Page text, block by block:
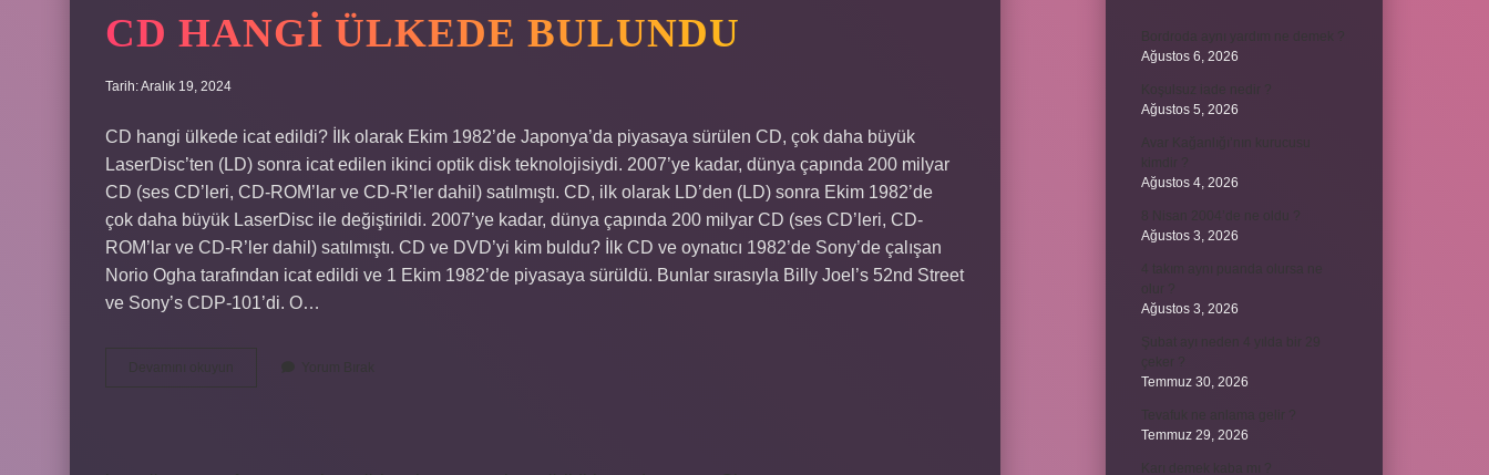
CD HANGI ÜLKEDE BULUNDU
Tarih: Aralık 19, 2024
CD hangi ülkede icat edildi? İlk olarak Ekim 1982’de Japonya’da piyasaya sürülen CD, çok daha büyük
LaserDisc’ten (LD) sonra icat edilen ikinci optik disk teknolojisiydi. 2007’ye kadar, dünya çapında 200 milyar
CD (ses CD’leri, CD-ROM’lar ve CD-R’ler dahil) satılmıştı. CD, ilk olarak LD’den (LD) sonra Ekim 1982’de
çok daha büyük LaserDisc ile değiştirildi. 2007’ye kadar, dünya çapında 200 milyar CD (ses CD’leri, CD-
ROM’lar ve CD-R’ler dahil) satılmıştı. CD ve DVD’yi kim buldu? İlk CD ve oynatıcı 1982’de Sony’de çalışan
Norio Ogha tarafından icat edildi ve 1 Ekim 1982’de piyasaya sürüldü. Bunlar sırasıyla Billy Joel’s 52nd Street
ve Sony’s CDP-101’di. O…
Ağustos 6, 2026
Ağustos 5, 2026
Ağustos 4, 2026
Ağustos 3, 2026
Ağustos 3, 2026
Temmuz 30, 2026
Temmuz 29, 2026